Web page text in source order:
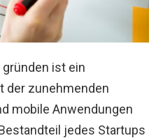
ist ein
der zunehmenden
mobile Anwendungen
jedes Startups